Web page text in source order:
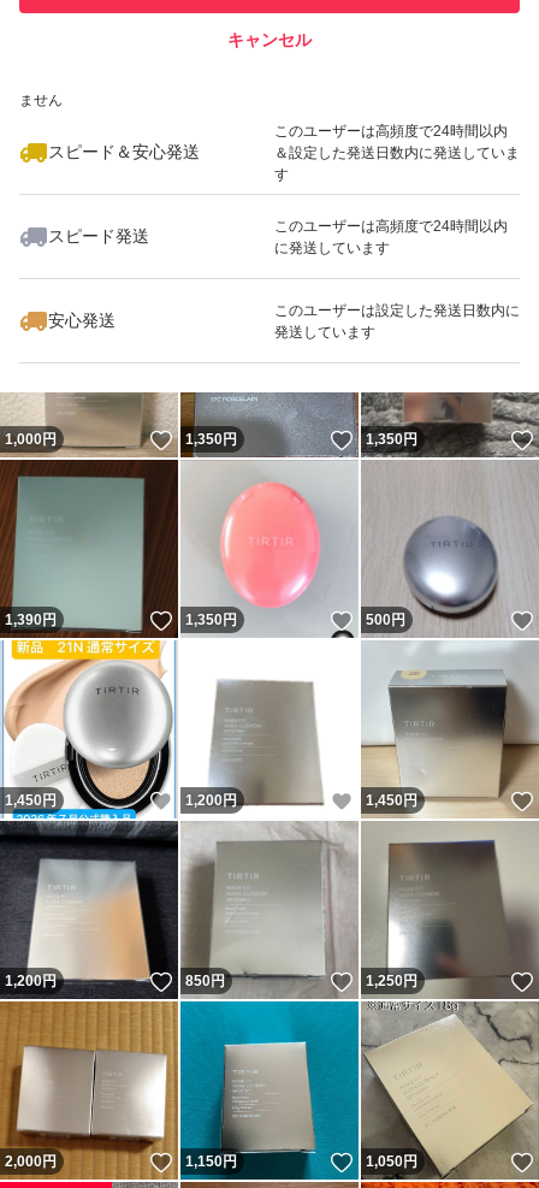
ません
スピード＆安心発送
このユーザーは高頻度で24時間以内
＆設定した発送日数内に発送していま
す
スピード発送
このユーザーは高頻度で24時間以内
に発送しています
安心発送
このユーザーは設定した発送日数内に
発送しています
キャンセル
いいね！
1,350
1,000円 いいね！
1,350円 いいね！
1,350円
1,390円 いいね！
1,350円 いいね！
500円
1,450 円 いいね！
1,200円 いいね！
1,450円
1,200円 いいね！
850円 いいね！
1,250円
2,000円 いいね！
1,150円 いいね！
1,050円